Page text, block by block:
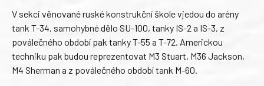
V sekci věnované ruské konstrukční škole vjedou do arény
tank T-34, samohybné dělo SU-100, tanky IS-2 a IS-3, z
poválečného období pak tanky T-55 a T-72. Americkou
techniku pak budou reprezentovat M3 Stuart, M36 Jackson,
M4 Sherman a z poválečného období tank M-60.